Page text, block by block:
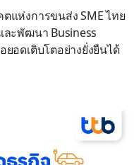
แห่งการขนส่ง SME ไทย
ละพัฒนา Business
อดเติบโตอย่างยั่งยืนได้